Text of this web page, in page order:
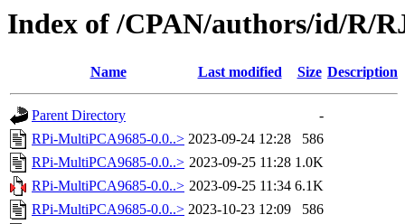
Index of /CPAN/authors/id/R/
Name Last modified Size Description
Parent Directory
-
RPi-MultiPCA9685-0.0..> 2023-09-24 12:28
586
RPi-MultiPCA9685-0.0..> 2023-09-25 11:28 1.0K
RPi-MultiPCA9685-0.0..> 2023-09-25 11:34 6.1K
RPi-MultiPCA9685-0.0..> 2023-10-23 12:09
586